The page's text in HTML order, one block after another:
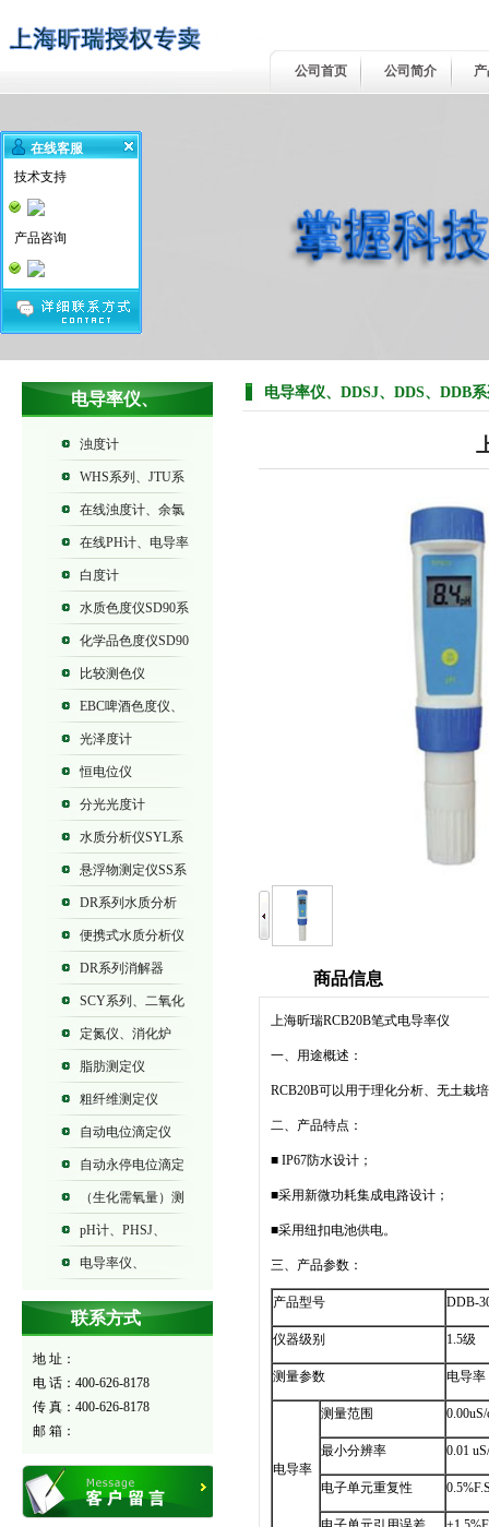
公司首页 公司简介
电导率仪、
DDSJ、DDS、
DDB系列
浊度计
WHS系列、JTU系
列浊度计在线浊度计、余氯
在线PH计、电导率
白度计
水质色度仪SD90系
化学品色度仪SD90
系列 比较测色仪
EBC啤酒色度仪、
SD9012B、SD9012
光泽度计
恒电位仪
分光光度计
水质分析仪SYL系
列、SD90系列
悬浮物测定仪SS系
DR系列水质分析
便携式水质分析仪
DR系列消解器
SCY系列、二氧化
碳气体测定仪
定氮仪、消化炉
脂肪测定仪
粗纤维测定仪
自动电位滴定仪
ZDJ系列自动永停电位滴定
仪ZDY系列（生化需氧量）测
定仪BOD-573
pH计、PHSJ、
PHS、PHB系列
电导率仪、
联系方式
地 址：
电 话：400-626-8178
传 真：400-626-8178
邮 箱：
电导率仪、DDSJ、DDS、DDB
商品信息
上海昕瑞RCB20B笔式电导率仪
一、用途概述：
RCB20B可以用于理化分析、无土栽
二、产品特点：
■ IP67防水设计；
■采用新微功耗集成电路设计；
■采用纽扣电池供电。
三、产品参数：
产品型号 DDB-
仪器级别 1.5级
测量参数 电导率
电导率
测量范围
最小分辨率 0.01
电子单元重复性
在线客服
技术支持
产品咨询